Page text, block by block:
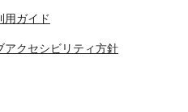
用ガイド
アクセシビリティ方針